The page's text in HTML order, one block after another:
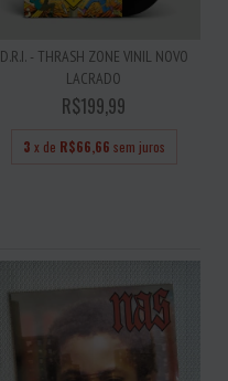
D.R.I. - THRASH ZONE VINIL NOVO
LACRADO
R$199,99
3 x de R$66,66 sem juros